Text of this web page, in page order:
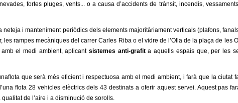
fortes pluges, vents... oa causa d’accidents de trànsit, incendis,
neteja i manteniment periòdics dels elements majoritàriament verticals (plafons,
rampes mecàniques del carrer Carles Riba o el vidre de l’Olla de la plaça de les
el medi ambient, aplicantsistemes anti-grafita aquells espais que, per les
flota que serà més eficient i respectuosa amb el medi ambient, i farà que la ciutat
flota 28 vehicles elèctrics dels 43 destinats a oferir aquest servei. Aquest pas
de l’aire i a disminució de sorolls.